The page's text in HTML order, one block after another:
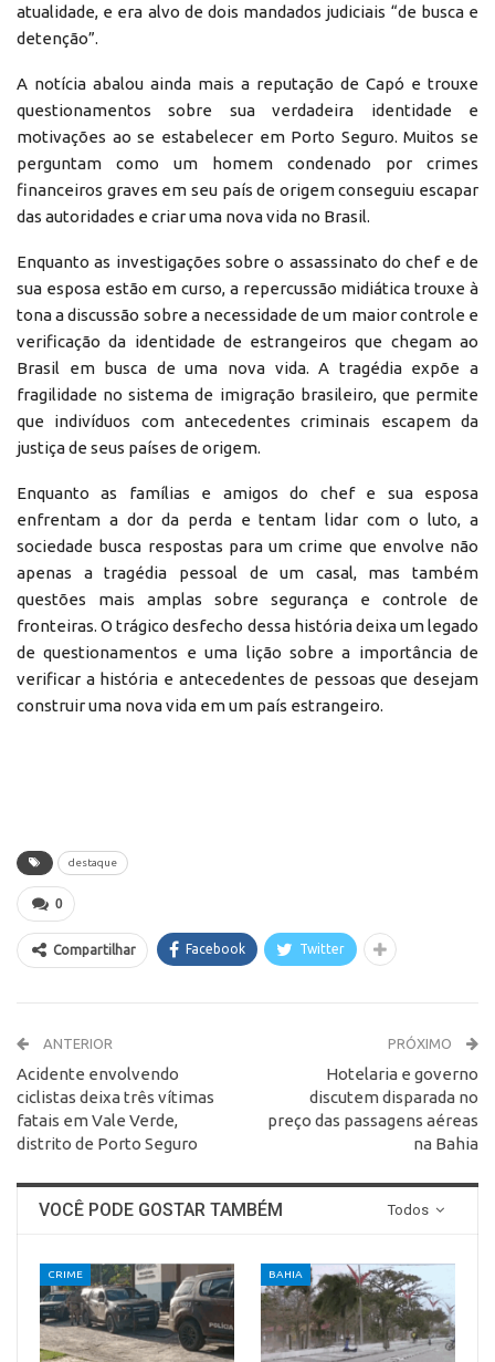
atualidade, e era alvo de dois mandados judiciais “de busca e
detenção”.
A notícia abalou ainda mais a reputação de Capó e trouxe
questionamentos sobre sua verdadeira identidade e
motivações ao se estabelecer em Porto Seguro. Muitos se
perguntam como um homem condenado por crimes
financeiros graves em seu país de origem conseguiu escapar
das autoridades e criar uma nova vida no Brasil.
Enquanto as investigações sobre o assassinato do chef e de
sua esposa estão em curso, a repercussão midiática trouxe à
tona a discussão sobre a necessidade de um maior controle e
verificação da identidade de estrangeiros que chegam ao
Brasil em busca de uma nova vida. A tragédia expõe a
fragilidade no sistema de imigração brasileiro, que permite
que indivíduos com antecedentes criminais escapem da
justiça de seus países de origem.
Enquanto as famílias e amigos do chef e sua esposa
enfrentam a dor da perda e tentam lidar com o luto, a
sociedade busca respostas para um crime que envolve não
apenas a tragédia pessoal de um casal, mas também
questões mais amplas sobre segurança e controle de
fronteiras. O trágico desfecho dessa história deixa um legado
de questionamentos e uma lição sobre a importância de
verificar a história e antecedentes de pessoas que desejam
construir uma nova vida em um país estrangeiro.
destaque
0
Compartilhar Facebook Twitter
ANTERIOR
Acidente envolvendo
ciclistas deixa três vítimas
fatais em Vale Verde,
distrito de Porto Seguro
PRÓXIMO
Hotelaria e governo
discutem disparada no
preço das passagens aéreas
na Bahia
Todos
VOCÊ PODE GOSTAR TAMBÉM
CRIME BAHIA